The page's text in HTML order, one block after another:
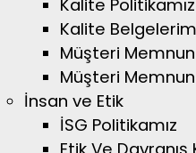
Kalite Politikamız
Kalite
Müşteri
Müşteri
İnsan ve Etik
İSG Politikamız